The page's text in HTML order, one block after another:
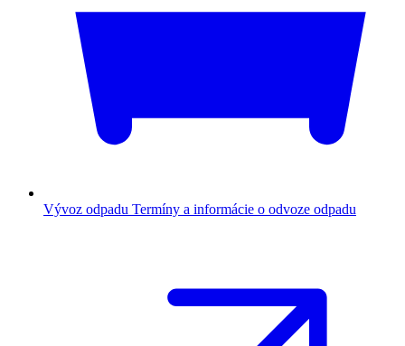
Vývoz odpadu Termíny a informácie o odvoze odpadu